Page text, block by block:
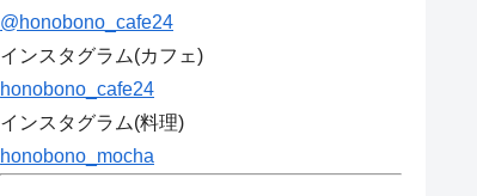
@honobono_cafe24
インスタグラム(カフェ)
honobono_cafe24
インスタグラム(料理)
honobono_mocha